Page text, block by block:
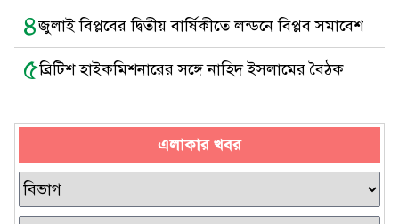
৪জুলাই বিপ্লবের দ্বিতীয় বার্ষিকীতে লন্ডনে বিপ্লব সমাবেশ
৫ব্রিটিশ হাইকমিশনারের সঙ্গে নাহিদ ইসলামের বৈঠক
এলাকার খবর